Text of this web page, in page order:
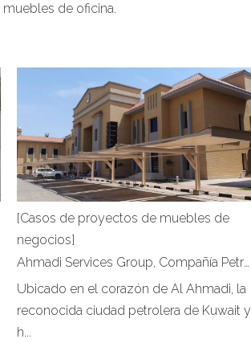
muebles de oficina.
[Casos de proyectos de muebles de
negocios]
Ahmadi Services Group, Compañía Petrolera de Kuwait | Proyecto de oficina de Hongye Furniture
Ubicado en el corazón de Al Ahmadi, la
reconocida ciudad petrolera de Kuwait y
h...